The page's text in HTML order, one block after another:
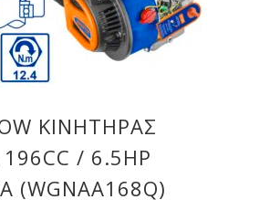
ΚΙΝΗΤΗΡΑΣ
/ 6.5ΗΡ
(WGNAA168Q)